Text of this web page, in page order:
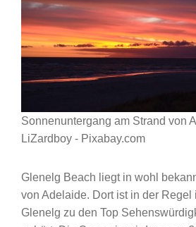
Sonnenuntergang am Strand von
LiZardboy - Pixabay.com
Glenelg Beach liegt in wohl
von Adelaide. Dort ist in der Regel
Glenelg zu den Top